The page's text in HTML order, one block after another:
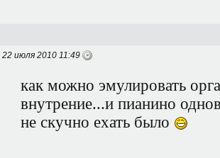
22 июля 2010 11:49
как можно эмулировать
внутрение...и пианино
не скучно ехать было